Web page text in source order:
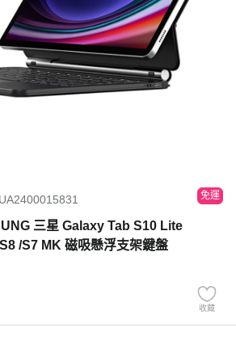
免運
三星 Galaxy Tab S10 Lite
/S7 MK 磁吸懸浮支架鍵盤
收藏